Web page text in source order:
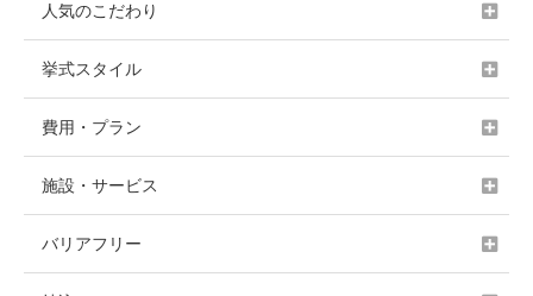
人気のこだわり
挙式スタイル
費用・プラン
施設・サービス
バリアフリー